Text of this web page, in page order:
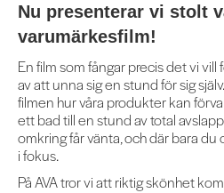
Nu presenterar vi stolt
varumärkesfilm!
En film som fångar precis det vi vill
av att unna sig en stund för sig
filmen hur våra produkter kan
ett bad till en stund av total
omkring får vänta, och där bara
i fokus.
På AVA tror vi att riktig skönhet